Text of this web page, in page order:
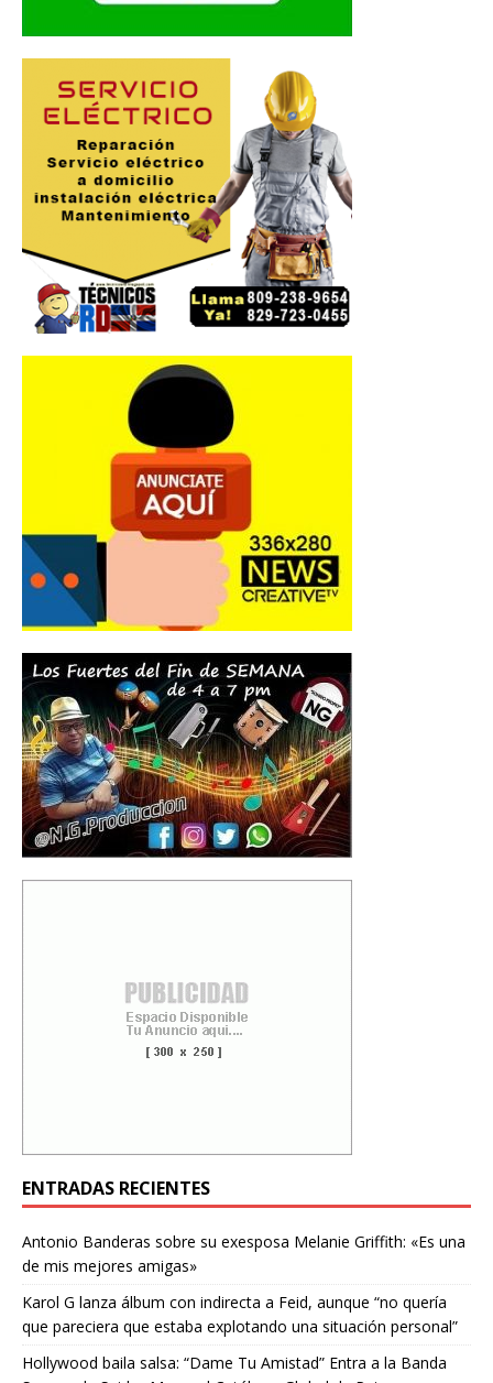
ENTRADAS RECIENTES
Antonio Banderas sobre su exesposa Melanie Griffith: «Es una
de mis mejores amigas»
Karol G lanza álbum con indirecta a Feid, aunque “no quería
que pareciera que estaba explotando una situación personal”
Hollywood baila salsa: “Dame Tu Amistad” Entra a la Banda